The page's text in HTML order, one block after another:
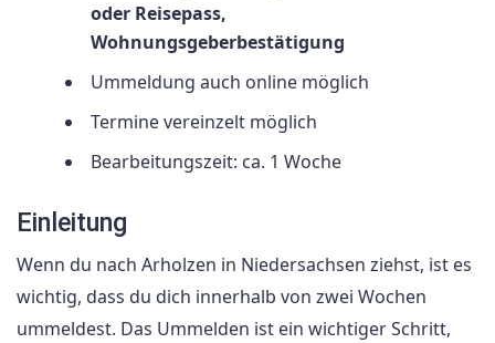
oder Reisepass,
Wohnungsgeberbestätigung
Ummeldung auch online möglich
Termine vereinzelt möglich
Bearbeitungszeit: ca. 1 Woche
Einleitung
Wenn du nach Arholzen in Niedersachsen ziehst, ist es
wichtig, dass du dich innerhalb von zwei Wochen
ummeldest. Das Ummelden ist ein wichtiger Schritt,